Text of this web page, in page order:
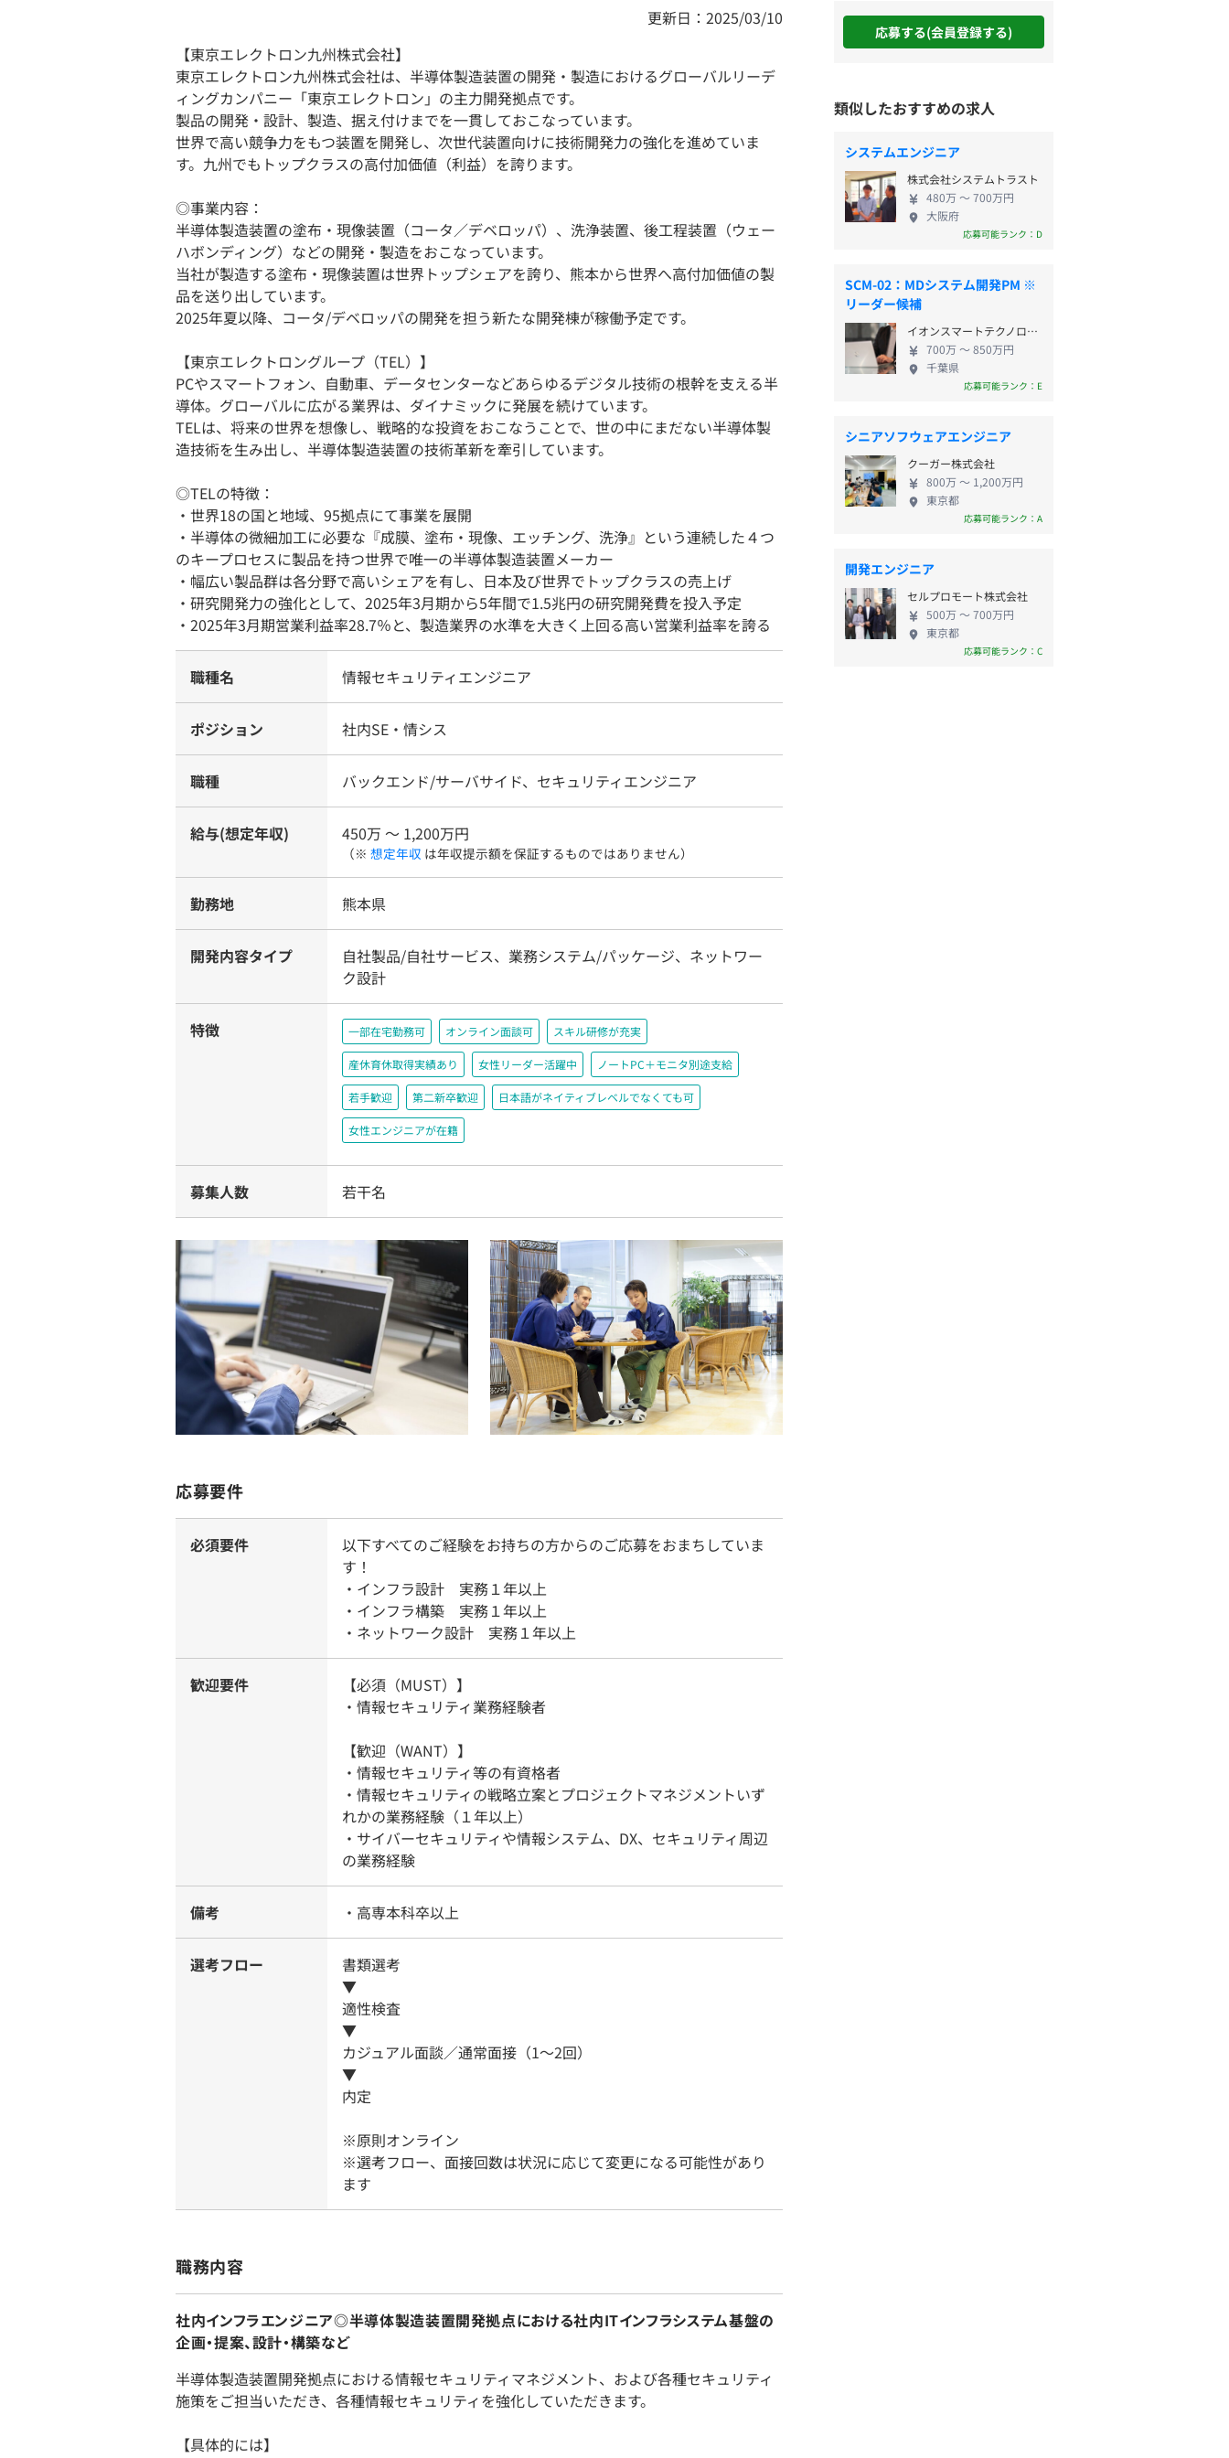
更新日：2025/03/10
【東京エレクトロン九州株式会社】
東京エレクトロン九州株式会社は、半導体製造装置の開発・製造におけるグローバルリーデ
ィングカンパニー「東京エレクトロン」の主力開発拠点です。
製品の開発・設計、製造、据え付けまでを一貫しておこなっています。
世界で高い競争力をもつ装置を開発し、次世代装置向けに技術開発力の強化を進めていま
す。九州でもトップクラスの高付加価値（利益）を誇ります。
◎事業内容：
半導体製造装置の塗布・現像装置（コータ／デベロッパ）、洗浄装置、後工程装置（ウェー
ハボンディング）などの開発・製造をおこなっています。
当社が製造する塗布・現像装置は世界トップシェアを誇り、熊本から世界へ高付加価値の製
品を送り出しています。
2025年夏以降、コータ/デベロッパの開発を担う新たな開発棟が稼働予定です。
【東京エレクトロングループ（TEL）】
PCやスマートフォン、自動車、データセンターなどあらゆるデジタル技術の根幹を支える半
導体。グローバルに広がる業界は、ダイナミックに発展を続けています。
TELは、将来の世界を想像し、戦略的な投資をおこなうことで、世の中にまだない半導体製
造技術を⽣み出し、半導体製造装置の技術⾰新を牽引しています。
◎TELの特徴：
・世界18の国と地域、95拠点にて事業を展開
・半導体の微細加工に必要な『成膜、塗布・現像、エッチング、洗浄』という連続した４つ
のキープロセスに製品を持つ世界で唯一の半導体製造装置メーカー
・幅広い製品群は各分野で⾼いシェアを有し、日本及び世界でトップクラスの売上げ
・研究開発力の強化として、2025年3月期から5年間で1.5兆円の研究開発費を投入予定
・2025年3月期営業利益率28.7％と、製造業界の水準を大きく上回る高い営業利益率を誇る
職種名 情報セキュリティエンジニア
ポジション 社内SE・情シス
職種 バックエンド/サーバサイド、セキュリティエンジニア
給与(想定年収) 450万 〜 1,200万円
（※ 想定年収 は年収提示額を保証するものではありません）
勤務地 熊本県
開発内容タイプ
自社製品/自社サービス、業務システム/パッケージ、ネットワー
ク設計
特徴 一部在宅勤務可 オンライン面談可 スキル研修が充実
産休育休取得実績あり 女性リーダー活躍中 ノートPC＋モニタ別途支給
若手歓迎 第二新卒歓迎 日本語がネイティブレベルでなくても可
女性エンジニアが在籍
募集人数 若干名
応募要件
必須要件
以下すべてのご経験をお持ちの方からのご応募をおまちしていま
す！
・インフラ設計 実務１年以上
・インフラ構築 実務１年以上
・ネットワーク設計 実務１年以上
歓迎要件
【必須（MUST）】
・情報セキュリティ業務経験者
【歓迎（WANT）】
・情報セキュリティ等の有資格者
・情報セキュリティの戦略立案とプロジェクトマネジメントいず
れかの業務経験（１年以上）
・サイバーセキュリティや情報システム、DX、セキュリティ周辺
の業務経験
備考 ・高専本科卒以上
選考フロー
書類選考
▼
適性検査
▼
カジュアル面談／通常面接（1～2回）
▼
内定
※原則オンライン
※選考フロー、面接回数は状況に応じて変更になる可能性があり
ます
職務内容
社内インフラエンジニア◎半導体製造装置開発拠点における社内ITインフラシステム基盤の
企画・提案、設計・構築など
半導体製造装置開発拠点における情報セキュリティマネジメント、および各種セキュリティ
施策をご担当いただき、各種情報セキュリティを強化していただきます。
【具体的には】
応募する(会員登録する)
類似したおすすめの求人
システムエンジニア
株式会社システムトラスト
480万 〜 700万円
大阪府
応募可能ランク：D
SCM-02：MDシステム開発PM ※
リーダー候補
イオンスマートテクノロジー株式会社
700万 〜 850万円
千葉県
応募可能ランク：E
シニアソフウェアエンジニア
クーガー株式会社
800万 〜 1,200万円
東京都
応募可能ランク：A
開発エンジニア
セルプロモート株式会社
500万 〜 700万円
東京都
応募可能ランク：C